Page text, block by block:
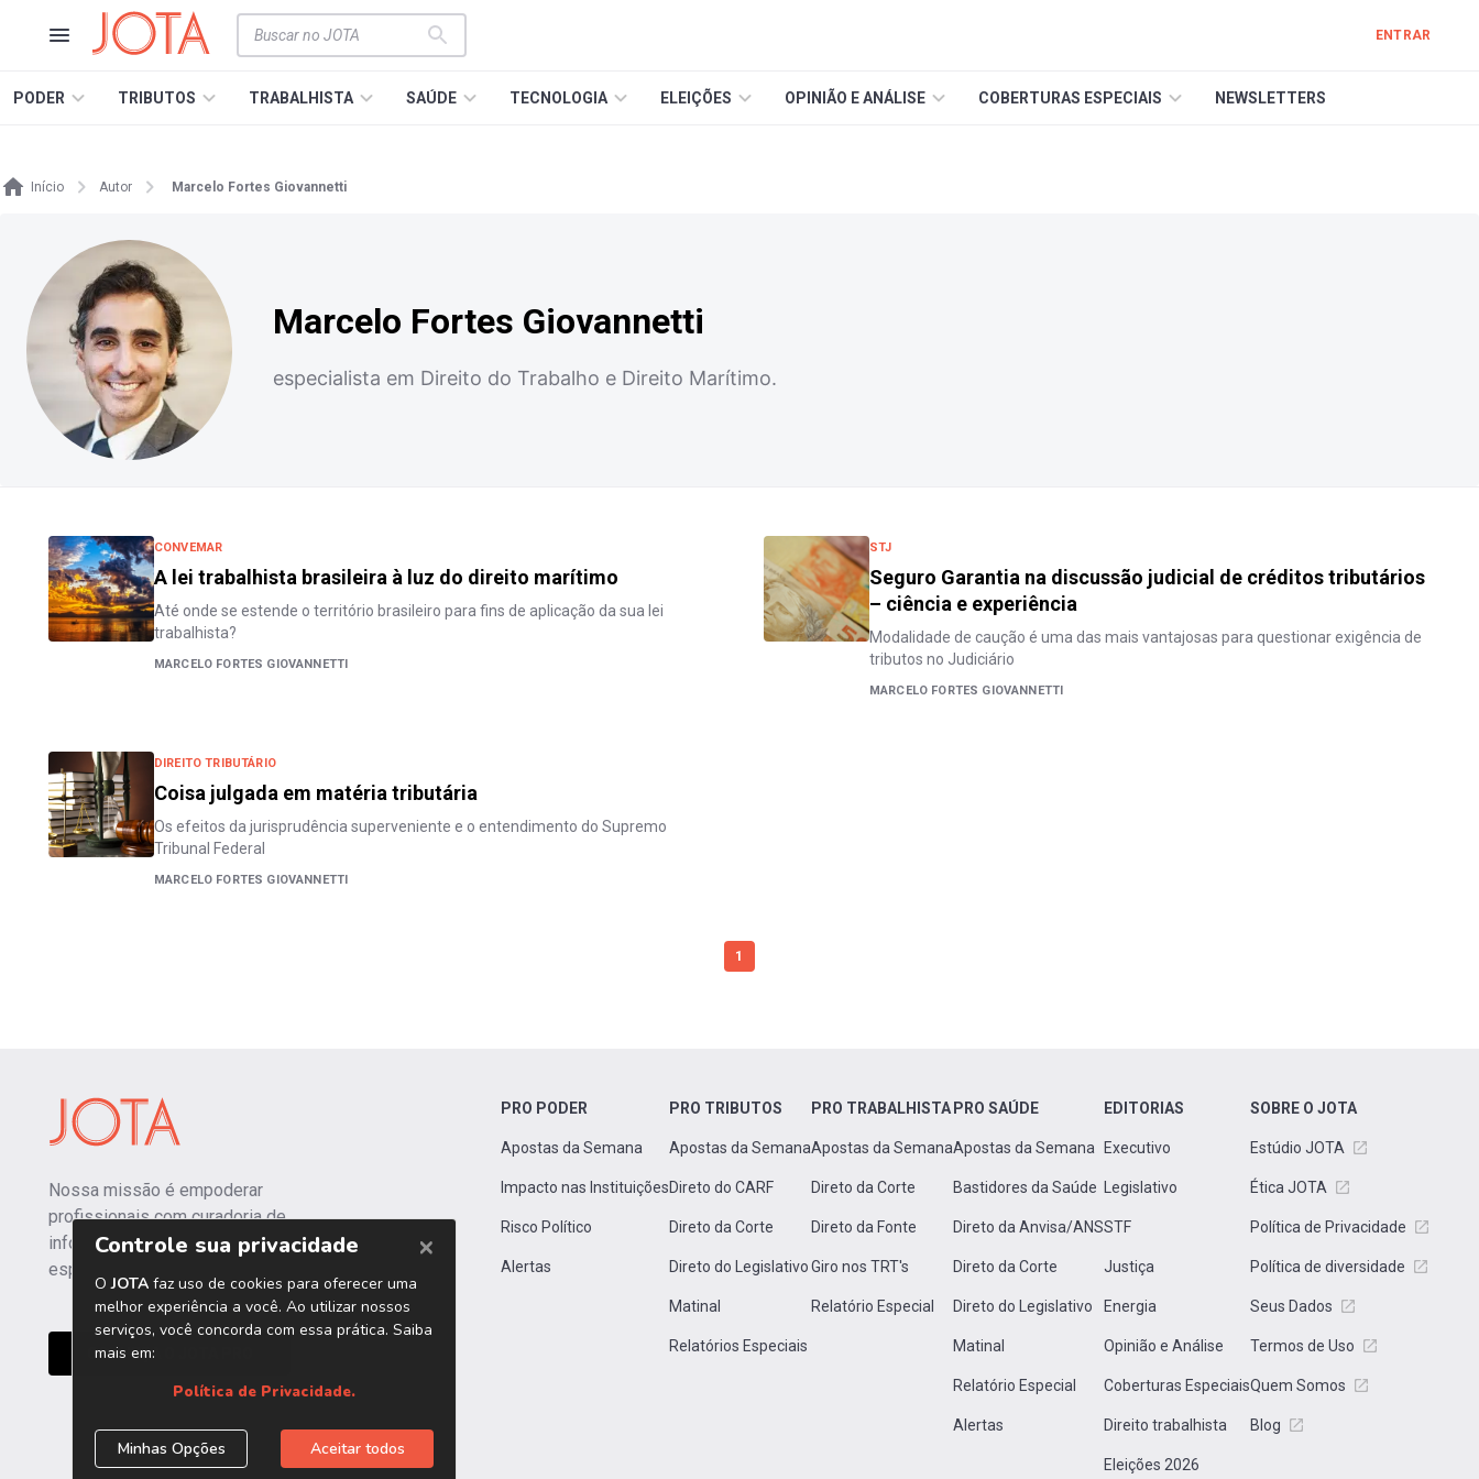
ENTRAR
PODER TRIBUTOS TRABALHISTA SAÚDE TECNOLOGIA ELEIÇÕES OPINIÃO E ANÁLISE COBERTURAS ESPECIAIS NEWSLETTERS
Início Autor Marcelo Fortes Giovannetti
Marcelo Fortes Giovannetti
especialista em Direito do Trabalho e Direito Marítimo.
CONVEMAR
A lei trabalhista brasileira à luz do direito marítimo
Até onde se estende o território brasileiro para fins de aplicação da sua lei
trabalhista?
MARCELO FORTES GIOVANNETTI
STJ
Seguro Garantia na discussão judicial de créditos tributários
– ciência e experiência
Modalidade de caução é uma das mais vantajosas para questionar exigência de
tributos no Judiciário
MARCELO FORTES GIOVANNETTI
DIREITO TRIBUTÁRIO
Coisa julgada em matéria tributária
Os efeitos da jurisprudência superveniente e o entendimento do Supremo
Tribunal Federal
MARCELO FORTES GIOVANNETTI
1
Nossa missão é empoderar
profissionais com curadoria de
informações independentes e
especializadas.
CONHEÇA O JOTA PRO
PRO PODER
Apostas da Semana
Impacto nas Instituições
Risco Político
Alertas
PRO TRIBUTOS
Apostas da Semana
Direto do CARF
Direto da Corte
Direto do Legislativo
Matinal
Relatórios Especiais
PRO TRABALHISTA
Apostas da Semana
Direto da Corte
Direto da Fonte
Giro nos TRT's
Relatório Especial
PRO SAÚDE
Apostas da Semana
Bastidores da Saúde
Direto da Anvisa/ANS
Direto da Corte
Direto do Legislativo
Matinal
Relatório Especial
Alertas
EDITORIAS
Executivo
Legislativo
STF
Justiça
Energia
Opinião e Análise
Coberturas Especiais
Direito trabalhista
Eleições 2026
SOBRE O JOTA
Estúdio JOTA
Ética JOTA
Política de Privacidade
Política de diversidade
Seus Dados
Termos de Uso
Quem Somos
Blog